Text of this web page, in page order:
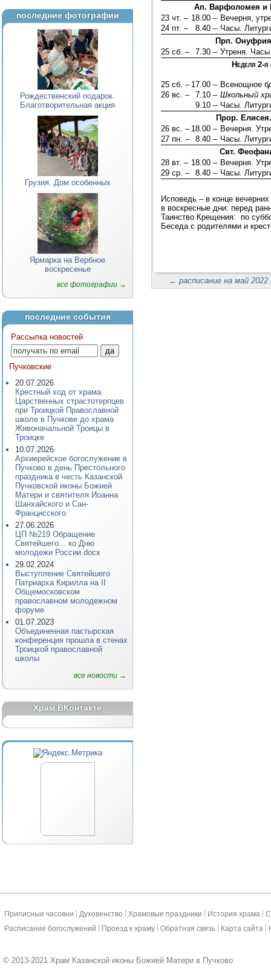
последние фотографии
Рождественский подарок.
Благотворительная акция
Грузия. Дом особенных
Ярмарка на Вербное
воскресенье
все фотографии →
последние события
Рассылка новостей
Пучковские
20.07.2026
Крестный ход от храма
Царственных страстотерпцев
при Троицкой Православной
школе в Пучкове до храма
Живоначальной Троицы в
Троицке
10.07.2026
Архиерейское богослужение в
Пучково в день Престольного
праздника в честь Казанской
Пучковской иконы Божией
Матери и святителя Иоанна
Шанхайского и Сан-
Францисского
27.06.2026
ЦП №219 Обращение
Святейшего... ко Дню
молодежи России.docx
29.02.2024
Выступление Святейшего
Патриарха Кирилла на II
Общемосковском
православном молодежном
форуме
01.07.2023
Объединенная пастырская
конференция прошла в стенах
Троицкой православной
школы
все новости →
Храм ВКонтакте
Ап. Варфоломея и
23 чт. – 18.00 – Вечерня,
24 пт. –
8.40 – Часы.
Прп.
25 сб. –
7.30 – Утреня.
Неделя 2-
25 сб. – 17.00 – Всенощное
26 вс. –
7.10 – Школьный
9.10 – Часы.
Прор.
26 вс. – 18.00 – Вечерня.
27 пн. –
8.40 – Часы.
Свт.
28 вт. – 18.00 – Вечерня.
29 ср. –
8.40 – Часы.
Исповедь – в конце
в воскресные дни: перед
Таинство Крещения: по
Беседа с родителями и
← расписание на май 2022
Приписные часовни Духовенство Храмовые праздники История храма
Расписание богослужений
Проезд к храму Обратная связь Карта сайта
© 2013-2021 Храм Казанской иконы Божией Матери в Пучково.